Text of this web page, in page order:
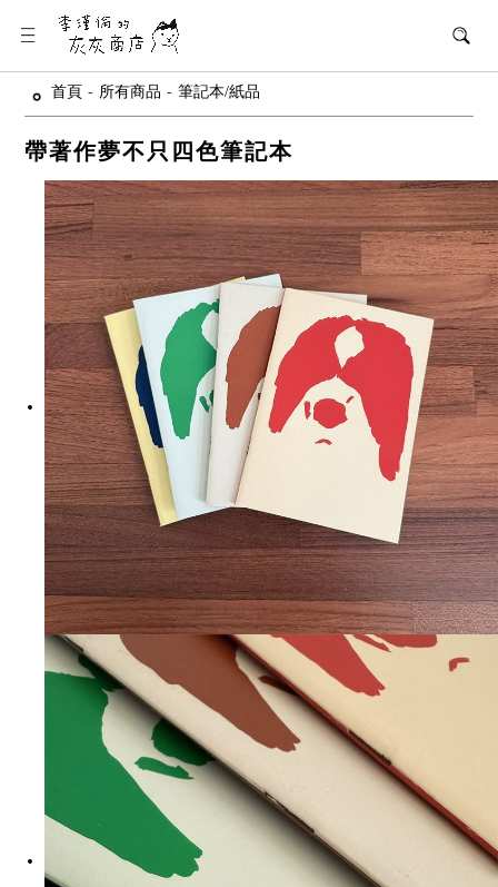
首頁 - 所有商品 - 筆記本/紙品
帶著作夢不只四色筆記本